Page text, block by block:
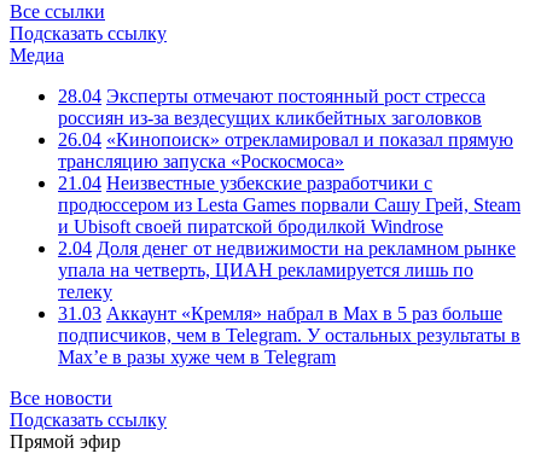
Все ссылки
Подсказать ссылку
Медиа
28.04 Эксперты отмечают постоянный рост стресса
россиян из-за вездесущих кликбейтных заголовков
26.04 «Кинопоиск» отрекламировал и показал прямую
трансляцию запуска «Роскосмоса»
21.04 Неизвестные узбекские разработчики с
продюссером из Lesta Games порвали Сашу Грей, Steam
и Ubisoft своей пиратской бродилкой Windrose
2.04 Доля денег от недвижимости на рекламном рынке
упала на четверть, ЦИАН рекламируется лишь по
телеку
31.03 Аккаунт «Кремля» набрал в Max в 5 раз больше
подписчиков, чем в Telegram. У остальных результаты в
Max’е в разы хуже чем в Telegram
Все новости
Подсказать ссылку
Прямой эфир